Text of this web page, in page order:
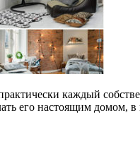
каждый
его настоящим домом,